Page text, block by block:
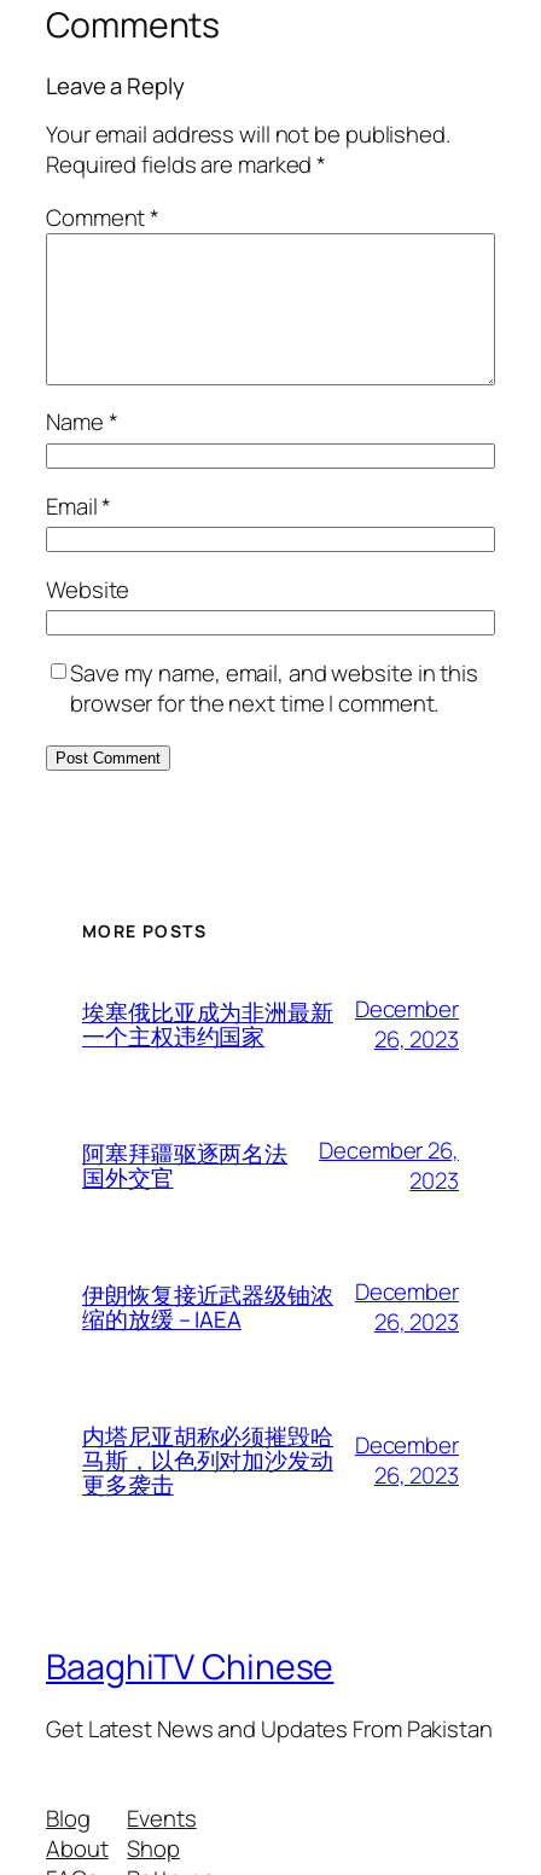
Comments
Leave a Reply
Your email address will not be published.
Required fields are marked*
Comment*
Name*
Email*
Website
Save my name, email, and website in this
browser for the next time I comment.
MORE POSTS
埃塞俄比亚成为非洲最新
一个主权违约国家
December
26, 2023
阿塞拜疆驱逐两名法
国外交官
December 26,
2023
伊朗恢复接近武器级铀浓
缩的放缓 – IAEA
December
26, 2023
内塔尼亚胡称必须摧毁哈
马斯，以色列对加沙发动
更多袭击
December
26, 2023
BaaghiTV Chinese
Get Latest News and Updates From Pakistan
Blog
About
Events
Shop